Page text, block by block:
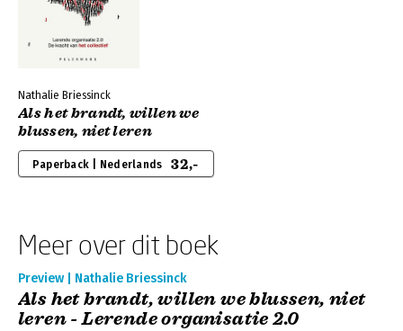
Nathalie Briessinck
Als het brandt, willen we
blussen, niet leren
Paperback | Nederlands 32,-
Meer over dit boek
Preview | Nathalie Briessinck
Als het brandt, willen we blussen, niet
leren - Lerende organisatie 2.0